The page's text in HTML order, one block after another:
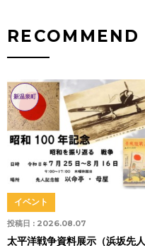
RECOMMEND
新温泉町
投稿日 : 2026.08.07
イベント
太平洋戦争資料展示（浜坂先人